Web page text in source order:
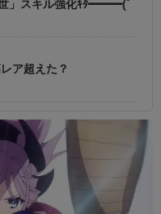
」スキル強化ｷﾀ━━━(ﾟ
ア超えた？